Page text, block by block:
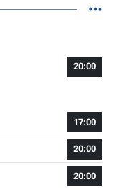
20:00
17:00
20:00
20:00